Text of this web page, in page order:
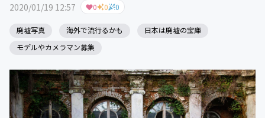
2020/01/19 12:57 0 0 0
廃墟写真 海外で流行るかも
日本は廃墟の宝庫
モデルやカメラマン募集